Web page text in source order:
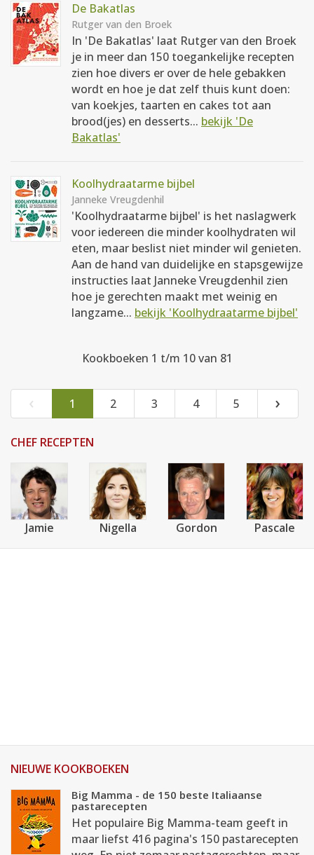
De Bakatlas
Rutger van den Broek
In 'De Bakatlas' laat Rutger van den Broek
je in meer dan 150 toegankelijke recepten
zien hoe divers er over de hele gebakken
wordt en hoe je dat zelf thuis kunt doen:
van koekjes, taarten en cakes tot aan
brood(jes) en desserts... bekijk 'De
Bakatlas'
Koolhydraatarme bijbel
Janneke Vreugdenhil
'Koolhydraatarme bijbel' is het naslagwerk
voor iedereen die minder koolhydraten wil
eten, maar beslist niet minder wil genieten.
Aan de hand van duidelijke en stapsgewijze
instructies laat Janneke Vreugdenhil zien
hoe je gerechten maakt met weinig en
langzame... bekijk 'Koolhydraatarme bijbel'
Kookboeken 1 t/m 10 van 81
‹ 1 2 3 4 5 ›
CHEF RECEPTEN
Jamie Nigella Gordon Pascale
NIEUWE KOOKBOEKEN
Big Mamma - de 150 beste Italiaanse
pastarecepten
Het populaire Big Mamma-team geeft in
maar liefst 416 pagina's 150 pastarecepten